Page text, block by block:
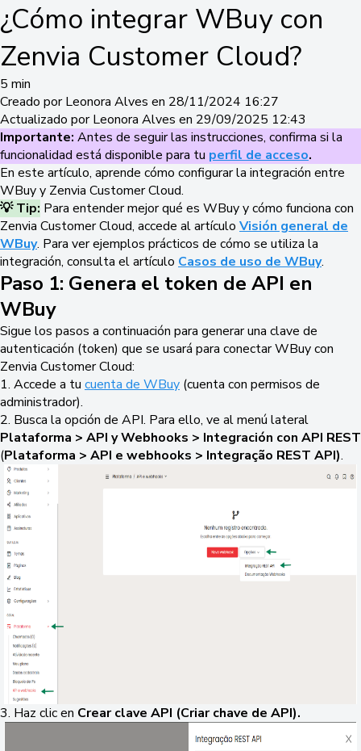
¿Cómo integrar WBuy con
Zenvia Customer Cloud?
5 min
Creado por Leonora Alves en 28/11/2024 16:27
Actualizado por Leonora Alves en 29/09/2025 12:43
Importante: Antes de seguir las instrucciones, confirma si la
funcionalidad está disponible para tu perfil de acceso.
En este artículo, aprende cómo configurar la integración entre
WBuy y Zenvia Customer Cloud.
💡 Tip: Para entender mejor qué es WBuy y cómo funciona con
Zenvia Customer Cloud, accede al artículo Visión general de
WBuy. Para ver ejemplos prácticos de cómo se utiliza la
integración, consulta el artículo Casos de uso de WBuy.
Paso 1: Genera el token de API en
WBuy
Sigue los pasos a continuación para generar una clave de
autenticación (token) que se usará para conectar WBuy con
Zenvia Customer Cloud:
1. Accede a tu cuenta de WBuy (cuenta con permisos de
administrador).
2. Busca la opción de API. Para ello, ve al menú lateral
Plataforma > API y Webhooks > Integración con API REST
(Plataforma > API e webhooks > Integração REST API).
3. Haz clic en Crear clave API (Criar chave de API).